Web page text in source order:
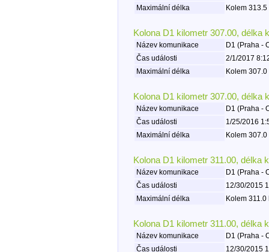
Maximální délka
Kolem
Kolona D1 kilometr 307.00, délka
Název komunikace
D1 (Praha -
Čas události
2/1/2017
Maximální délka
Kolem
Kolona D1 kilometr 307.00, délka
Název komunikace
D1 (Praha -
Čas události
1/25/2016
Maximální délka
Kolem
Kolona D1 kilometr 311.00, délka
Název komunikace
D1 (Praha -
Čas události
12/30/2015
Maximální délka
Kolem
Kolona D1 kilometr 311.00, délka
Název komunikace
D1 (Praha -
Čas události
12/30/2015